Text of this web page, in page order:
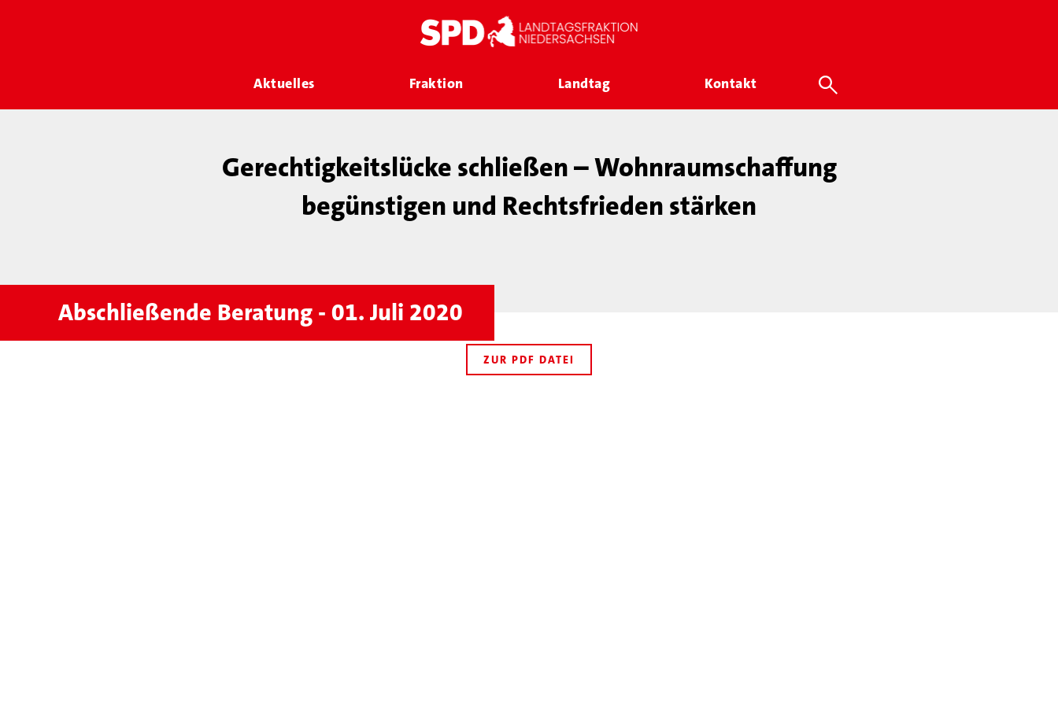
Aktuelles Fraktion Landtag Kontakt
Gerechtigkeitslücke schließen – Wohnraumschaffung
begünstigen und Rechtsfrieden stärken
Abschließende Beratung - 01. Juli 2020
ZUR PDF DATEI